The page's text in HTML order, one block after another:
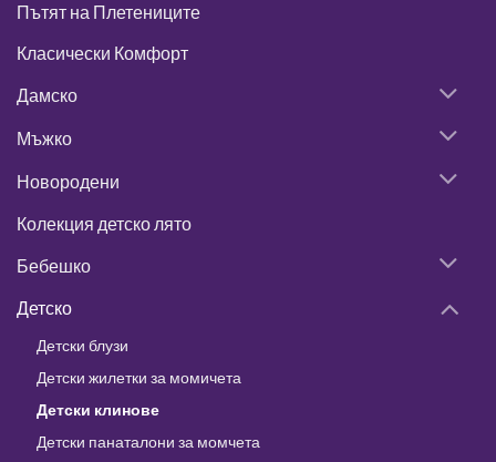
Пътят на Плетениците
Класически Комфорт
Дамско
Мъжко
Новородени
Колекция детско лято
Бебешко
Детско
Детски блузи
Детски жилетки за момичета
Детски клинове
Детски панаталони за момчета